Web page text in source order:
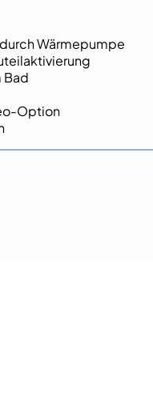
Wärmepumpe
Bad
Option